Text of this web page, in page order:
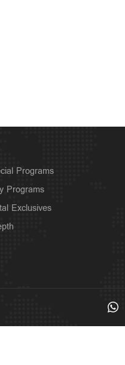
Programs
Programs
Exclusives